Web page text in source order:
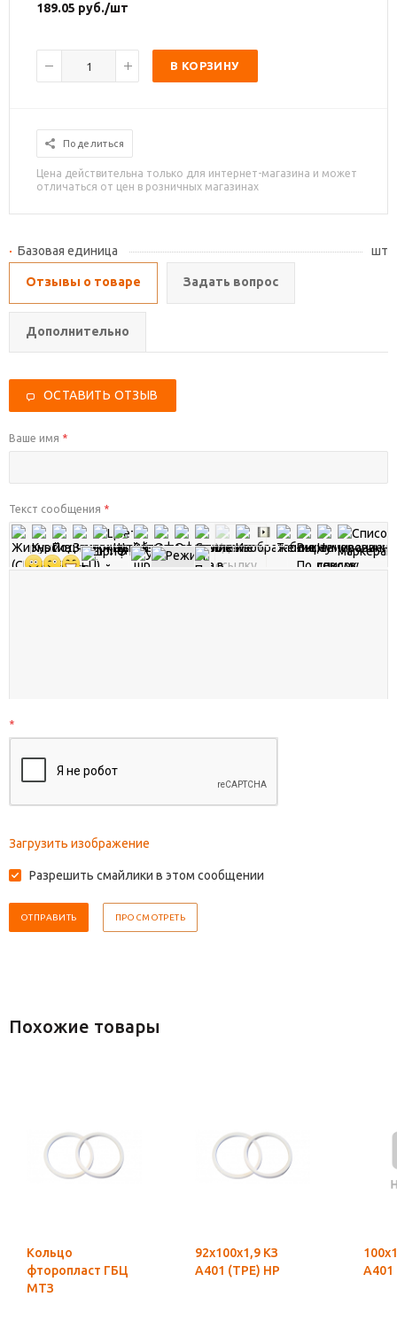
189.05 руб./шт
В КОРЗИНУ
Поделиться
Цена действительна только для интернет-магазина и может
отличаться от цен в розничных магазинах
Базовая единица шт
Отзывы о товаре Задать вопрос
Дополнительно
ОСТАВИТЬ ОТЗЫВ
Ваше имя *
Текст сообщения *
*
Загрузить изображение
Разрешить смайлики в этом сообщении
Похожие товары
Кольцо
фторопласт ГБЦ
МТЗ
92х100х1,9 КЗ
А401 (ТРЕ) НР
А401